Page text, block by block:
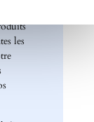
les